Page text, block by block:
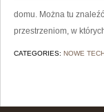
domu. Można tu
przestrzeniom, w
CATEGORIES: NOWE